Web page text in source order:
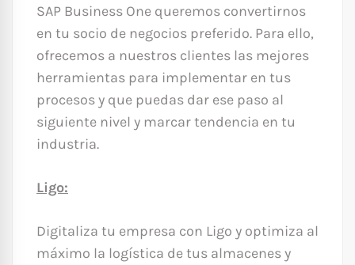
SAP Business One queremos convertirnos
en tu socio de negocios preferido. Para ello,
ofrecemos a nuestros clientes las mejores
herramientas para implementar en tus
procesos y que puedas dar ese paso al
siguiente nivel y marcar tendencia en tu
industria.
Ligo:
Digitaliza tu empresa con Ligo y optimiza al
máximo la logística de tus almacenes y